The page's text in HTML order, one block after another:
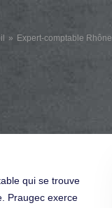
Expert-comptable Rhône
qui se trouve
Praugec exerce